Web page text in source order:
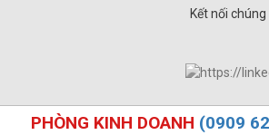
Kết nối chúng
PHÒNG KINH DOANH (0909